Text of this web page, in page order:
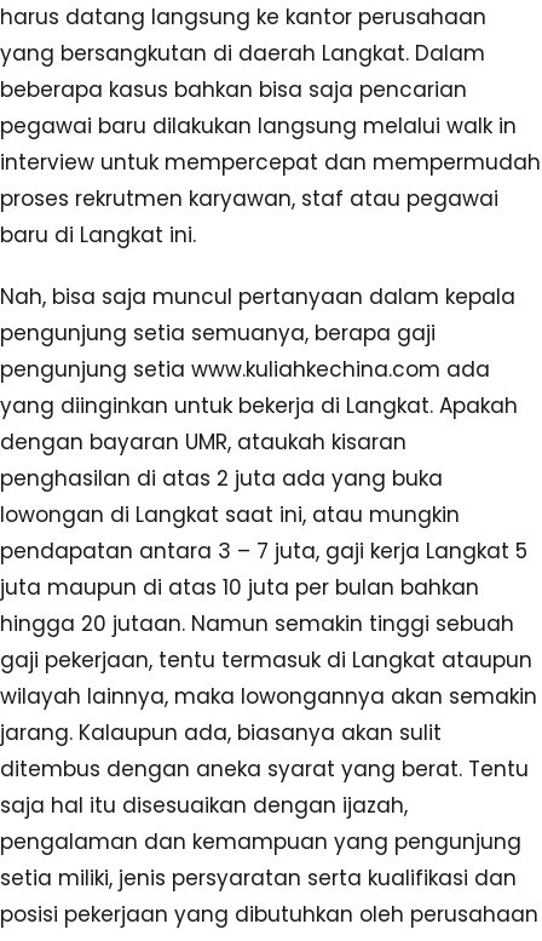
harus datang langsung ke kantor perusahaan
yang bersangkutan di daerah Langkat. Dalam
beberapa kasus bahkan bisa saja pencarian
pegawai baru dilakukan langsung melalui walk in
interview untuk mempercepat dan mempermudah
proses rekrutmen karyawan, staf atau pegawai
baru di Langkat ini.
Nah, bisa saja muncul pertanyaan dalam kepala
pengunjung setia semuanya, berapa gaji
pengunjung setia www.kuliahkechina.com ada
yang diinginkan untuk bekerja di Langkat. Apakah
dengan bayaran UMR, ataukah kisaran
penghasilan di atas 2 juta ada yang buka
lowongan di Langkat saat ini, atau mungkin
pendapatan antara 3 – 7 juta, gaji kerja Langkat 5
juta maupun di atas 10 juta per bulan bahkan
hingga 20 jutaan. Namun semakin tinggi sebuah
gaji pekerjaan, tentu termasuk di Langkat ataupun
wilayah lainnya, maka lowongannya akan semakin
jarang. Kalaupun ada, biasanya akan sulit
ditembus dengan aneka syarat yang berat. Tentu
saja hal itu disesuaikan dengan ijazah,
pengalaman dan kemampuan yang pengunjung
setia miliki, jenis persyaratan serta kualifikasi dan
posisi pekerjaan yang dibutuhkan oleh perusahaan